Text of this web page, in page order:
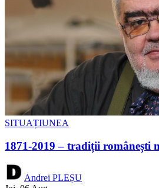
SITUAȚIUNEA
1871-2019 – tradiții românești
Andrei PLEȘU